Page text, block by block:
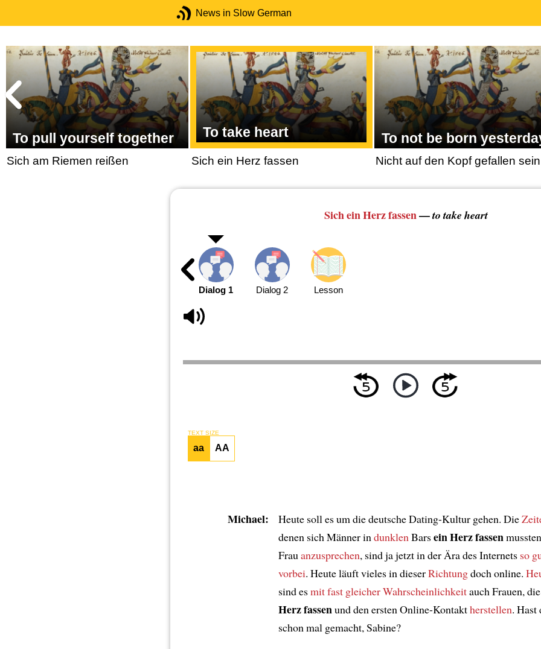
News in Slow German
To pull yourself together
Sich am Riemen reißen
To take heart
Sich ein Herz fassen
To not be born
Nicht auf den Kopf gefallen sein
Sich ein Herz fassen—to take heart
Dialog 1 Dialog 2 Lesson
TEXT SIZE
aa AA
Michael: Heute soll es um die deutsche Dating-Kultur gehen. Die
denen sich Männer in dunklen Barsein Herz fassen
Frau anzusprechen, sind ja jetzt in der Ära des Internets so
vorbei. Heute läuft vieles in dieserRichtungdoch online.
sind esmit fast gleicher Wahrscheinlichkeitauch Frauen, die
Herz fassenund den ersten Online-Kontaktherstellen. Hast
schon mal gemacht, Sabine?